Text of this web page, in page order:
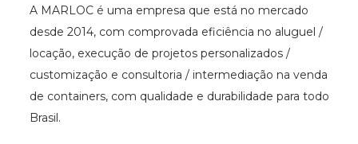
A MARLOC é uma empresa que está no mercado
desde 2014, com comprovada eficiência no aluguel /
locação, execução de projetos personalizados /
customização e consultoria / intermediação na venda
de containers, com qualidade e durabilidade para todo
Brasil.